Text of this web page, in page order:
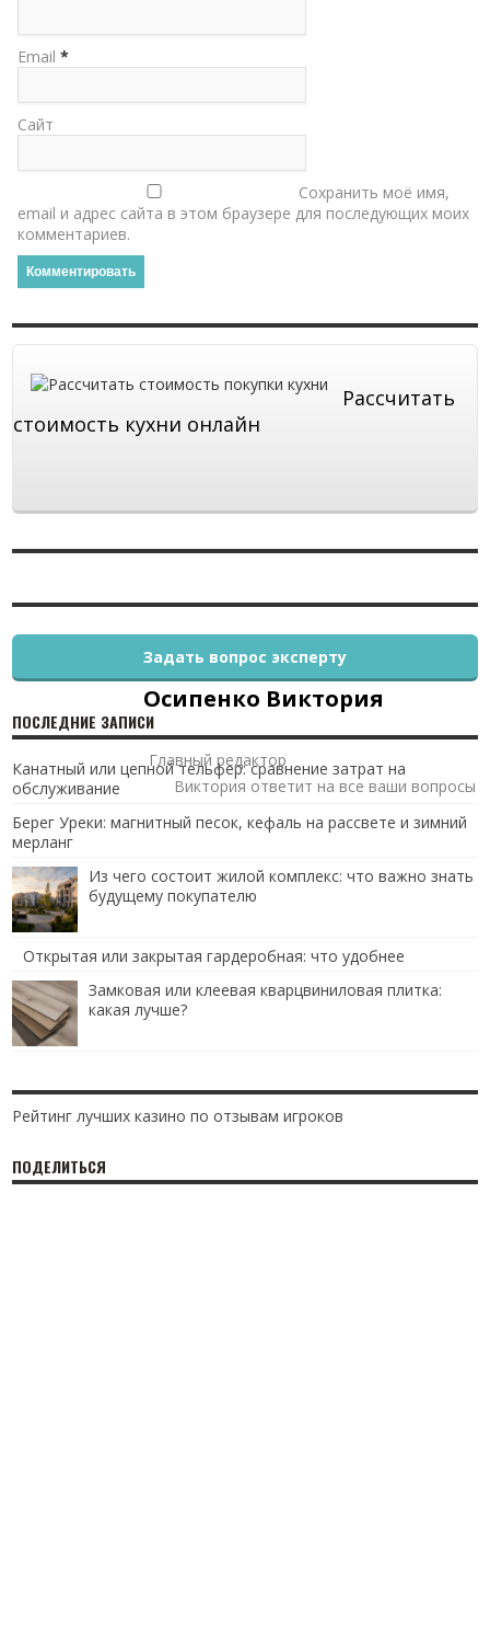
Email *
Сайт
Сохранить моё имя,
email и адрес сайта в этом браузере для последующих моих
комментариев.
Рассчитать
стоимость кухни онлайн
Осипенко Виктория
Главный редактор
Виктория ответит на все ваши вопросы
Задать вопрос эксперту
ПОСЛЕДНИЕ ЗАПИСИ
Канатный или цепной тельфер: сравнение затрат на
обслуживание
Берег Уреки: магнитный песок, кефаль на рассвете и зимний
мерланг
Из чего состоит жилой комплекс: что важно знать
будущему покупателю
Открытая или закрытая гардеробная: что удобнее
Замковая или клеевая кварцвиниловая плитка:
какая лучше?
Рейтинг лучших казино по отзывам игроков
ПОДЕЛИТЬСЯ